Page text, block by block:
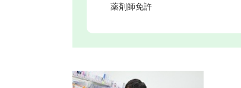
薬剤師免許